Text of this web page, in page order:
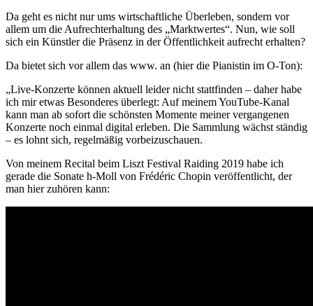
Da geht es nicht nur ums wirtschaftliche Überleben, sondern vor
allem um die Aufrechterhaltung des „Marktwertes“. Nun, wie soll
sich ein Künstler die Präsenz in der Öffentlichkeit aufrecht erhalten?
Da bietet sich vor allem das www. an (hier die Pianistin im O-Ton):
„Live-Konzerte können aktuell leider nicht stattfinden – daher habe
ich mir etwas Besonderes überlegt: Auf meinem YouTube-Kanal
kann man ab sofort die schönsten Momente meiner vergangenen
Konzerte noch einmal digital erleben. Die Sammlung wächst ständig
– es lohnt sich, regelmäßig vorbeizuschauen.
Von meinem Recital beim Liszt Festival Raiding 2019 habe ich
gerade die Sonate h-Moll von Frédéric Chopin veröffentlicht, der
man hier zuhören kann: